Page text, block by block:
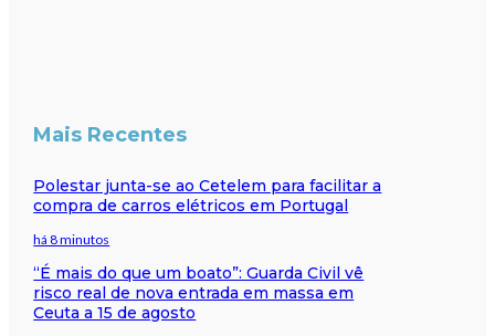
Mais Recentes
Polestar junta-se ao Cetelem para facilitar a
compra de carros elétricos em Portugal
há 8 minutos
“É mais do que um boato”: Guarda Civil vê
risco real de nova entrada em massa em
Ceuta a 15 de agosto